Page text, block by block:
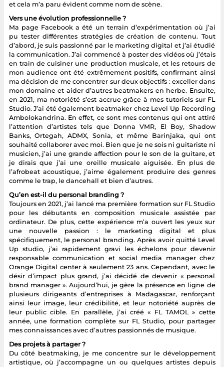
et cela m’a paru évident comme nom de scène.
Vers une évolution professionnelle ?
Ma page Facebook a été un terrain d’expérimentation où j’ai
pu tester différentes stratégies de création de contenu. Tout
d’abord, je suis passionné par le marketing digital et j’ai étudié
la communication. J’ai commencé à poster des vidéos où j’étais
en train de cuisiner une production musicale, et les retours de
mon audience ont été extrêmement positifs, confirmant ainsi
ma décision de me concentrer sur deux objectifs : exceller dans
mon domaine et aider d’autres beatmakers en herbe. Ensuite,
en 2021, ma notoriété s’est accrue grâce à mes tutoriels sur FL
Studio. J’ai été également beatmaker chez Level Up Recording
Ambolokandrina. En effet, ce sont mes contenus qui ont attiré
l’attention d’artistes tels que Donna VMR, El Boy, Shadow
Banks, Ortegah, ADMX, Sonia, et même Barinjaka, qui ont
souhaité collaborer avec moi. Bien que je ne sois ni guitariste ni
musicien, j’ai une grande affection pour le son de la guitare, et
je dirais que j’ai une oreille musicale aiguisée. En plus de
l’afrobeat acoustique, j’aime également produire des genres
comme le trap, le dancehall et bien d’autres.
Qu’en est-il du personal branding ?
Toujours en 2021, j’ai lancé ma première formation sur FL Studio
pour les débutants en composition musicale assistée par
ordinateur. De plus, cette expérience m’a ouvert les yeux sur
une nouvelle passion : le marketing digital et plus
spécifiquement, le personal branding. Après avoir quitté Level
Up studio, j’ai rapidement gravi les échelons pour devenir
responsable communication et social media manager chez
Orange Digital center à seulement 23 ans. Cependant, avec le
désir d’impact plus grand, j’ai décidé de devenir « personal
brand manager ». Aujourd’hui, je gère la présence en ligne de
plusieurs dirigeants d’entreprises à Madagascar, renforçant
ainsi leur image, leur crédibilité, et leur notoriété auprès de
leur public cible. En parallèle, j’ai créé « FL TAMOL » cette
année, une formation complète sur FL Studio, pour partager
mes connaissances avec d’autres passionnés de musique.
Des projets à partager ?
Du côté beatmaking, je me concentre sur le développement
artistique, où j’accompagne un ou quelques artistes depuis